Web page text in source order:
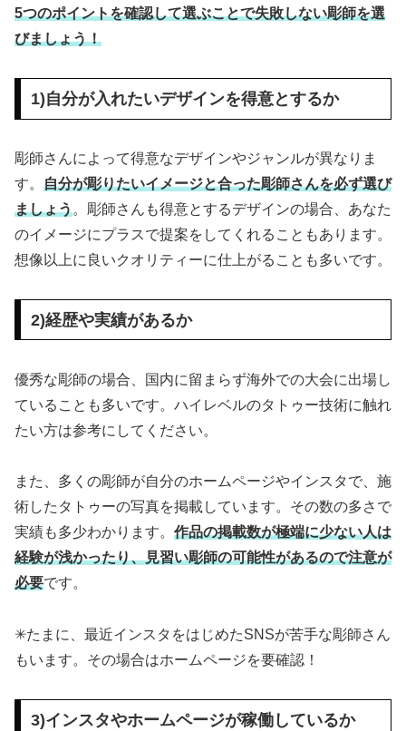
5つのポイントを確認して選ぶことで失敗しない彫師を選
びましょう！
1)自分が入れたいデザインを得意とするか
彫師さんによって得意なデザインやジャンルが異なりま
す。 自分が彫りたいイメージと合った彫師さんを必ず選び
ましょう。彫師さんも得意とするデザインの場合、あなた
のイメージにプラスで提案をしてくれることもあります。
想像以上に良いクオリティーに仕上がることも多いです。
2)経歴や実績があるか
優秀な彫師の場合、国内に留まらず海外での大会に出場し
ていることも多いです。ハイレベルのタトゥー技術に触れ
たい方は参考にしてください。
また、多くの彫師が自分のホームページやインスタで、施
術したタトゥーの写真を掲載しています。その数の多さで
実績も多少わかります。 作品の掲載数が極端に少ない人は
経験が浅かったり、見習い彫師の可能性があるので注意が
必要です。
✳︎たまに、最近インスタをはじめたSNSが苦手な彫師さん
もいます。その場合はホームページを要確認！
3)インスタやホームページが稼働しているか